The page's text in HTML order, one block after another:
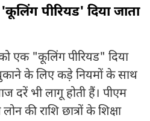
'कूलिंग पीरियड' दिया जाता
एक "कूलिंग पीरियड" दिया
के लिए कड़े नियमों के साथ
दरें भी लागू होती हैं। पीएम
की राशि छात्रों के शिक्षा